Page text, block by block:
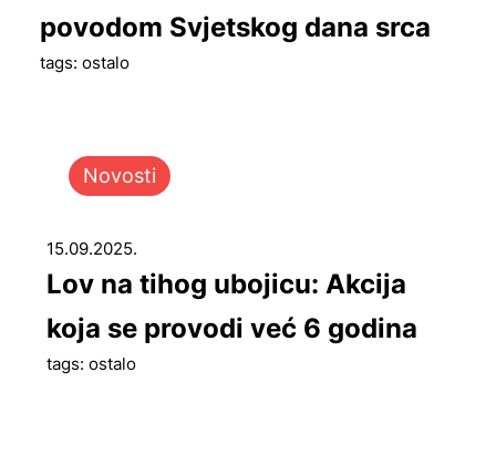
povodom Svjetskog dana srca
tags: ostalo
Novosti
15.09.2025.
Lov na tihog ubojicu: Akcija
koja se provodi već 6 godina
tags: ostalo